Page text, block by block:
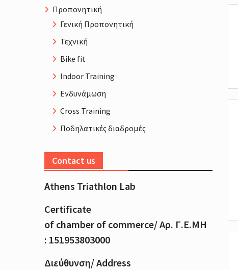
Προπονητική
Γενική Προπονητική
Τεχνική
Bike fit
Indoor Training
Ενδυνάμωση
Cross Training
Ποδηλατικές διαδρομές
Contact us
Athens Triathlon Lab
Certificate
of chamber of commerce/Αρ. Γ.Ε.ΜΗ
: 151953803000
Διεύθυνση/ Address